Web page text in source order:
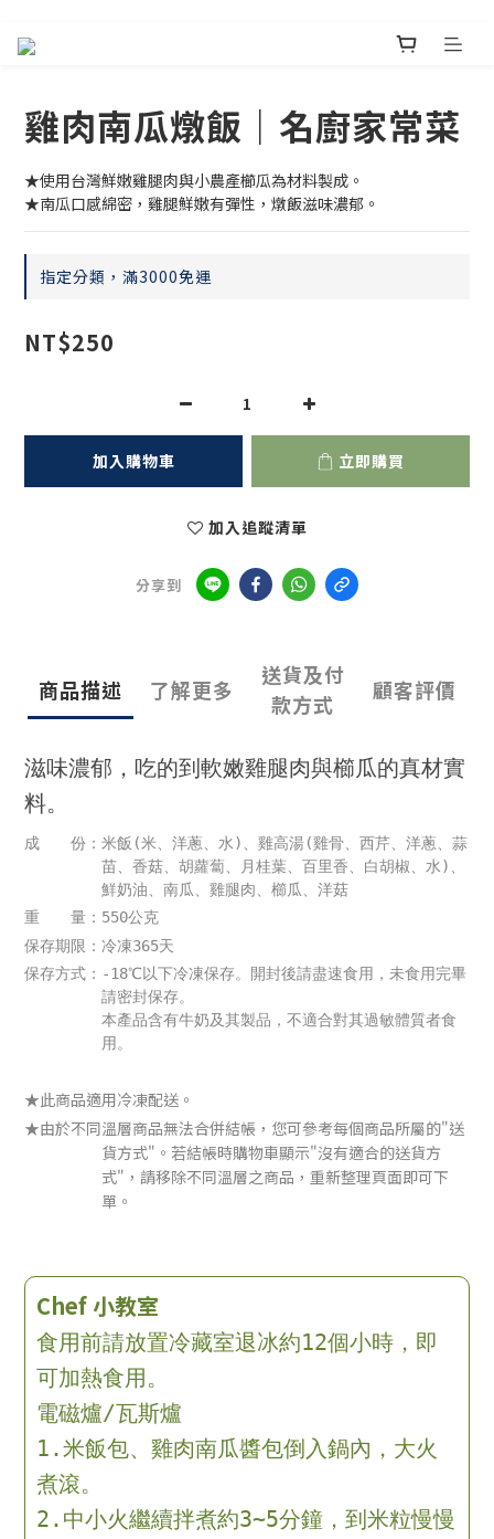
雞肉南瓜燉飯｜名廚家常菜
★使用台灣鮮嫩雞腿肉與小農產櫛瓜為材料製成。
★南瓜口感綿密，雞腿鮮嫩有彈性，燉飯滋味濃郁。
指定分類，滿3000免運
NT$250
加入購物車 立即購買
加入追蹤清單
分享到
商品描述 了解更多
送貨及付
款方式
顧客評價
滋味濃郁，吃的到軟嫩雞腿肉與櫛瓜的真材實
料。
成 份：米飯(米、洋蔥、水)、雞高湯(雞骨、西芹、洋蔥、蒜
苗、香菇、胡蘿蔔、月桂葉、百里香、白胡椒、水)、
鮮奶油、南瓜、雞腿肉、櫛瓜、洋菇
重 量：550公克
保存期限：冷凍365天
保存方式：-18℃以下冷凍保存。開封後請盡速食用，未食用完畢
請密封保存。
本產品含有牛奶及其製品，不適合對其過敏體質者食
用。
★此商品適用冷凍配送。
★由於不同溫層商品無法合併結帳，您可參考每個商品所屬的"送
貨方式"。若結帳時購物車顯示"沒有適合的送貨方
式"，請移除不同溫層之商品，重新整理頁面即可下
單。
Chef 小教室
食用前請放置冷藏室退冰約12個小時，即
可加熱食用。
電磁爐/瓦斯爐
1.米飯包、雞肉南瓜醬包倒入鍋內，大火
煮滾。
2.中小火繼續拌煮約3~5分鐘，到米粒慢慢